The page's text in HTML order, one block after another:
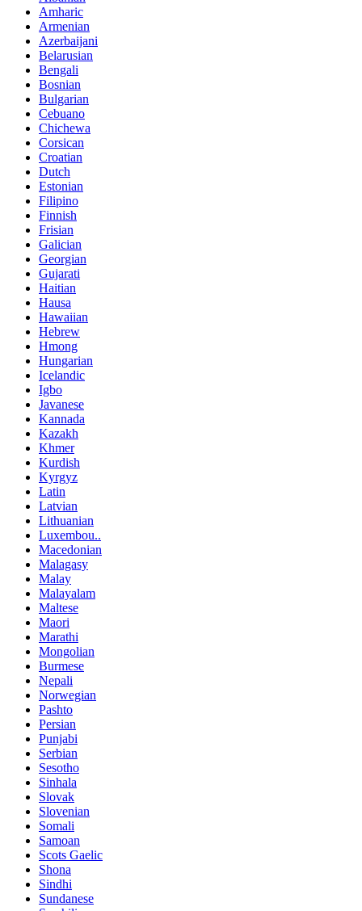
Amharic
Armenian
Azerbaijani
Belarusian
Bengali
Bosnian
Bulgarian
Cebuano
Chichewa
Corsican
Croatian
Dutch
Estonian
Filipino
Finnish
Frisian
Galician
Georgian
Gujarati
Haitian
Hausa
Hawaiian
Hebrew
Hmong
Hungarian
Icelandic
Igbo
Javanese
Kannada
Kazakh
Khmer
Kurdish
Kyrgyz
Latin
Latvian
Lithuanian
Luxembou..
Macedonian
Malagasy
Malay
Malayalam
Maltese
Maori
Marathi
Mongolian
Burmese
Nepali
Norwegian
Pashto
Persian
Punjabi
Serbian
Sesotho
Sinhala
Slovak
Slovenian
Somali
Samoan
Scots Gaelic
Shona
Sindhi
Sundanese